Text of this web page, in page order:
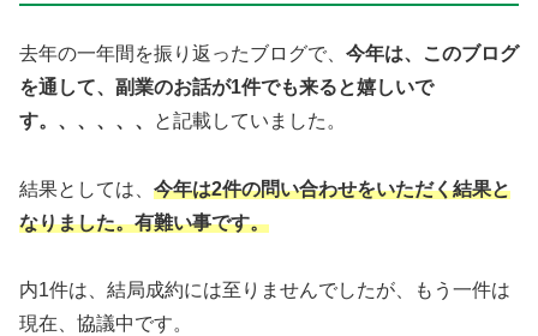
去年の一年間を振り返ったブログで、 今年は、このブログ
を通して、副業のお話が1件でも来ると嬉しいで
す。、、、、、
と記載していました。
結果としては、 今年は2件の問い合わせをいただく結果と
なりました。有難い事です。
内1件は、結局成約には至りませんでしたが、もう一件は
現在、協議中です。